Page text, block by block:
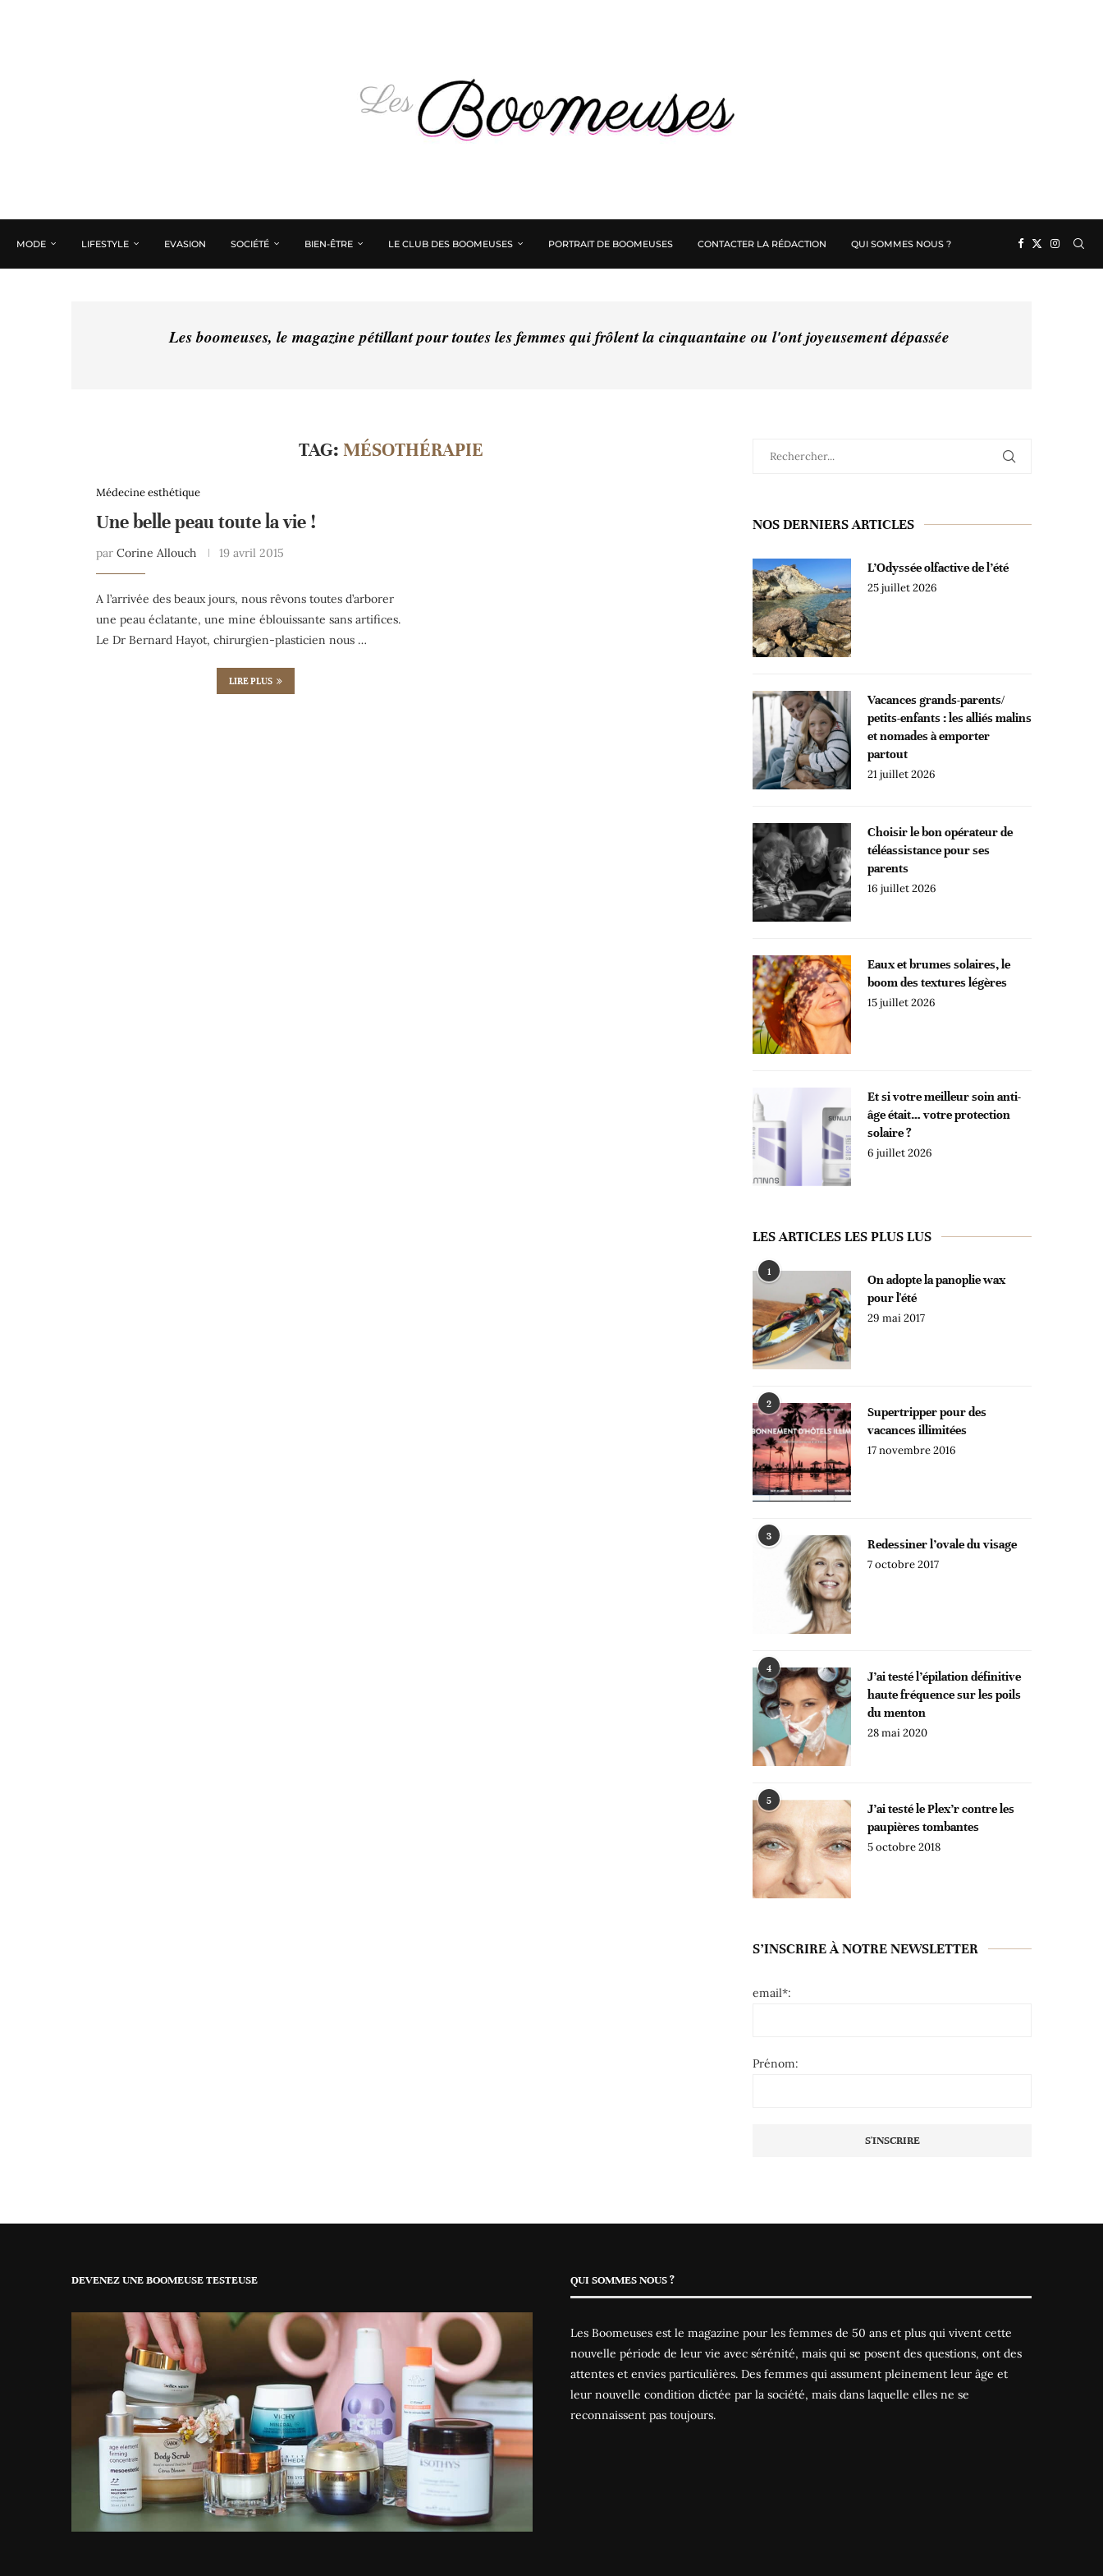
MODE LIFESTYLE EVASION SOCIÉTÉ BIEN-ÊTRE LE CLUB DES BOOMEUSES PORTRAIT DE BOOMEUSES CONTACTER LA RÉDACTION QUI SOMMES NOUS ?
Les boomeuses, le magazine pétillant pour toutes les femmes qui frôlent la cinquantaine ou l'ont joyeusement dépassée
TAG:MÉSOTHÉRAPIE
Médecine esthétique
Une belle peau toute la vie !
par Corine Allouch 19 avril 2015
A l’arrivée des beaux jours, nous rêvons toutes d’arborer
une peau éclatante, une mine éblouissante sans artifices.
Le Dr Bernard Hayot, chirurgien-plasticien nous …
LIRE PLUS
NOS DERNIERS ARTICLES
L’Odyssée olfactive de l’été
25 juillet 2026
Vacances grands-parents/
petits-enfants : les alliés malins
et nomades à emporter
partout
21 juillet 2026
Choisir le bon opérateur de
téléassistance pour ses
parents
16 juillet 2026
Eaux et brumes solaires, le
boom des textures légères
15 juillet 2026
Et si votre meilleur soin anti-
âge était… votre protection
solaire ?
6 juillet 2026
LES ARTICLES LES PLUS LUS
1
On adopte la panoplie wax
pour l'été
29 mai 2017
2
Supertripper pour des
vacances illimitées
17 novembre 2016
3
Redessiner l’ovale du visage
7 octobre 2017
4
J’ai testé l’épilation définitive
haute fréquence sur les poils
du menton
28 mai 2020
5
J’ai testé le Plex’r contre les
paupières tombantes
5 octobre 2018
S’INSCRIRE À NOTRE NEWSLETTER
email*:
Prénom:
DEVENEZ UNE BOOMEUSE TESTEUSE QUI SOMMES NOUS ?
Les Boomeuses est le magazine pour les femmes de 50 ans et plus qui vivent cette
nouvelle période de leur vie avec sérénité, mais qui se posent des questions, ont des
attentes et envies particulières. Des femmes qui assument pleinement leur âge et
leur nouvelle condition dictée par la société, mais dans laquelle elles ne se
reconnaissent pas toujours.